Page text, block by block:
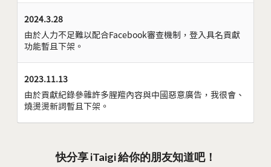
2024.3.28
由於人力不足難以配合Facebook審查機制，登入具名貢獻
功能暫且下架。
2023.11.13
由於貢獻紀錄參雜許多腥羶內容與中國惡意廣告，我很會、
燒燙燙新詞暫且下架。
快分享 iTaigi 給你的朋友知道吧！